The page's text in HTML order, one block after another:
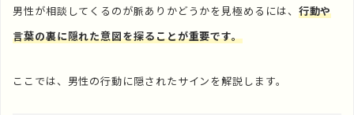
男性が相談してくるのが脈ありかどうかを見極めるには、 行動や
言葉の裏に隠れた意図を探ることが重要です。
ここでは、男性の行動に隠されたサインを解説します。